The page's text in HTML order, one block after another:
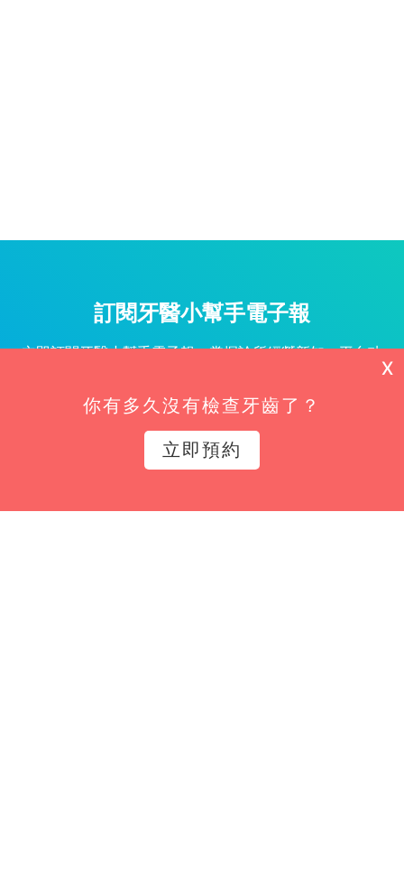
訂閱牙醫小幫手電子報
立即訂閱牙醫小幫手電子報，掌握診所經營新知、平台功
你有多久沒有檢查牙齒了？
立即預約
X